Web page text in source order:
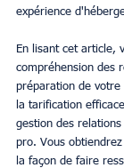
expérience
En lisant cet article,
compréhension des
préparation de
la tarification
gestion des
pro. Vous
la façon de faire